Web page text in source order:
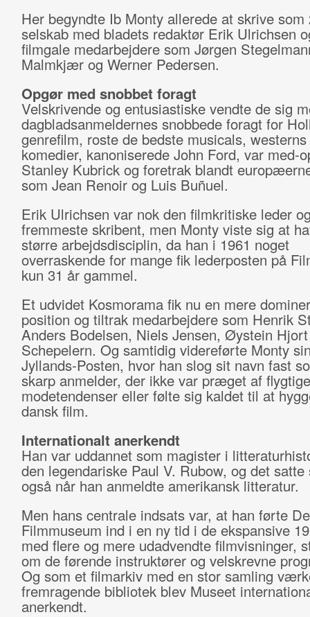
Her begyndte Ib Monty allerede at skrive som
selskab med bladets redaktør Erik Ulrichsen
filmgale medarbejdere som Jørgen
Malmkjær og Werner Pedersen.
Opgør med snobbet foragt
Velskrivende og entusiastiske vendte de sig
dagbladsanmeldernes snobbede foragt for
genrefilm, roste de bedste musicals, westerns
komedier, kanoniserede John Ford, var med-
Stanley Kubrick og foretrak blandt
som Jean Renoir og Luis Buñuel.
Erik Ulrichsen var nok den filmkritiske leder
fremmeste skribent, men Monty viste sig at
større arbejdsdisciplin, da han i 1961 noget
overraskende for mange fik lederposten på
kun 31 år gammel.
Et udvidet Kosmorama fik nu en mere
position og tiltrak medarbejdere som Henrik
Anders Bodelsen, Niels Jensen, Øystein
Schepelern. Og samtidig videreførte Monty
Jyllands-Posten, hvor han slog sit navn fast
skarp anmelder, der ikke var præget af flygtige
modetendenser eller følte sig kaldet til at
dansk film.
Internationalt anerkendt
Han var uddannet som magister i
den legendariske Paul V. Rubow, og det satte
også når han anmeldte amerikansk litteratur.
Men hans centrale indsats var, at han førte
Filmmuseum ind i en ny tid i de ekspansive
med flere og mere udadvendte filmvisninger,
om de førende instruktører og velskrevne
Og som et filmarkiv med en stor samling
fremragende bibliotek blev Museet
anerkendt.